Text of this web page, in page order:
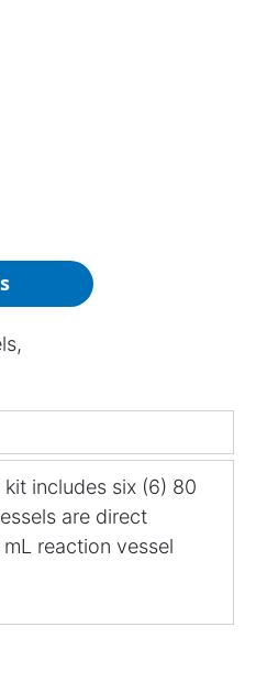
includes six (6) 80
are direct
reaction vessel